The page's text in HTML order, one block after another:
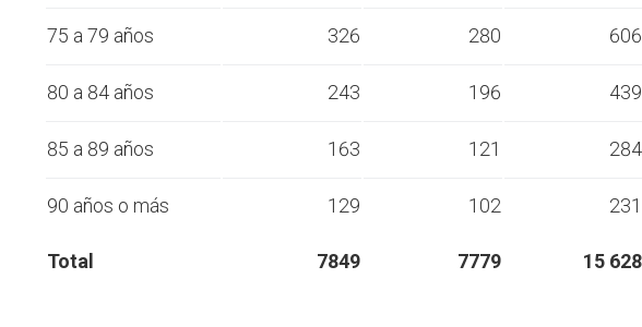
75 a 79 años 326 280 606
80 a 84 años 243 196 439
85 a 89 años 163 121 284
90 años o más 129 102 231
Total 7849 7779 15 628